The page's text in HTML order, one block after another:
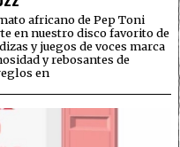
africano de Pep Toni
en nuestro disco favorito de
y juegos de voces marca
y rebosantes de
en